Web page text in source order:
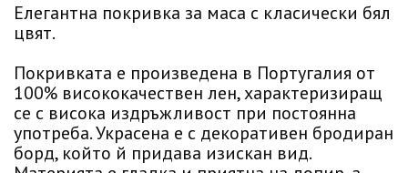
Елегантна покривка за маса с класически бял
цвят.
Покривката е произведена в Португалия от
100% висококачествен лен, характеризиращ
се с висока издръжливост при постоянна
употреба. Украсена е с декоративен бродиран
борд, който й придава изискан вид.